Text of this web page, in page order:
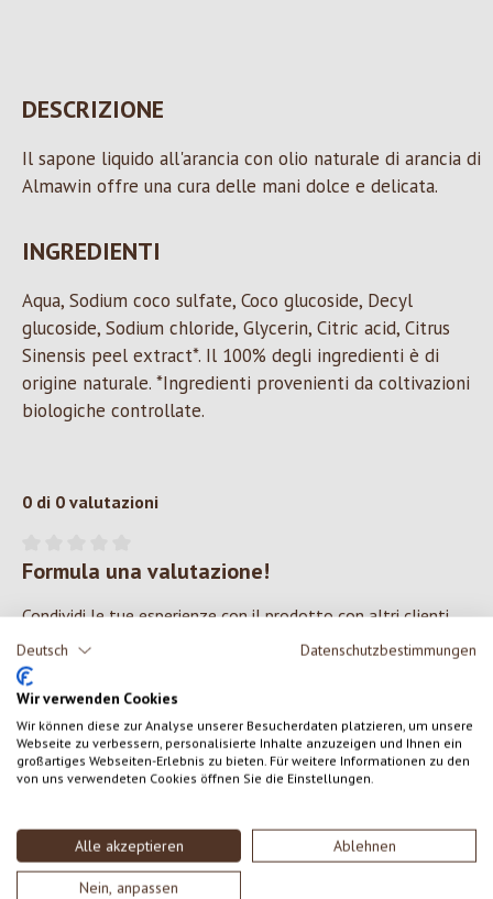
Deutsch Datenschutzbestimmungen
Wir verwenden Cookies
Wir können diese zur Analyse unserer Besucherdaten platzieren, um unsere
Webseite zu verbessern, personalisierte Inhalte anzuzeigen und Ihnen ein
großartiges Webseiten-Erlebnis zu bieten. Für weitere Informationen zu den
von uns verwendeten Cookies öffnen Sie die Einstellungen.
Alle akzeptieren Ablehnen
Nein, anpassen
DESCRIZIONE
Il sapone liquido all'arancia con olio naturale di arancia di
Almawin offre una cura delle mani dolce e delicata.
INGREDIENTI
Aqua, Sodium coco sulfate, Coco glucoside, Decyl
glucoside, Sodium chloride, Glycerin, Citric acid, Citrus
Sinensis peel extract*. Il 100% degli ingredienti è di
origine naturale. *Ingredienti provenienti da coltivazioni
biologiche controllate.
0 di 0 valutazioni
Valutazione media di 0 su 5 stelle
Formula una valutazione!
Condividi le tue esperienze con il prodotto con altri clienti.
Visualizza le valutazioni solo nella lingua corrente.
Nessuna recensione trovata Condividi le tue opinioni
con gli altri.